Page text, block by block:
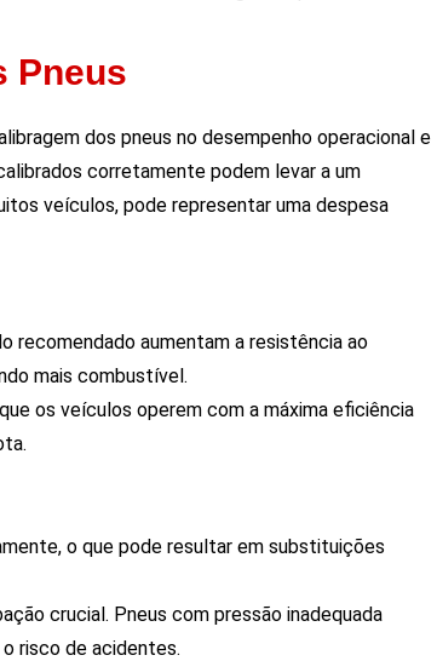
Pneus
dos pneus no desempenho operacional e
corretamente podem levar a um
veículos, pode representar uma despesa
recomendado aumentam a resistência ao
mais combustível.
os veículos operem com a máxima eficiência
o que pode resultar em substituições
crucial. Pneus com pressão inadequada
risco de acidentes.